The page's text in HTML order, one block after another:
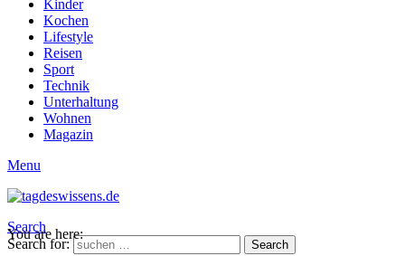
Kinder
Kochen
Lifestyle
Reisen
Sport
Technik
Unterhaltung
Wohnen
Magazin
Menu
Search
Search for:
Search
You are here: